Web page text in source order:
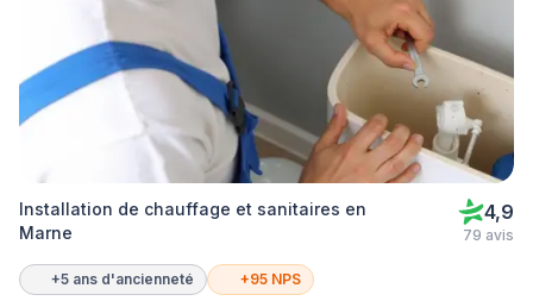
Installation de chauffage et sanitaires en
Marne
4,9
79 avis
+5 ans d'ancienneté +95 NPS